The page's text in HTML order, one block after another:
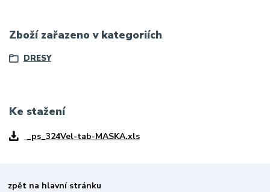
Zboží zařazeno v kategoriích
DRESY
Ke stažení
_ps_324Vel-tab-MASKA.xls
zpět na hlavní stránku